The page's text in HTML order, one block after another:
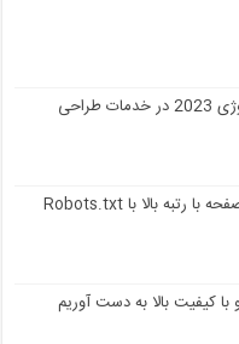
راهکارهای نوین با تکنولوژی 2023 در خدمات طراحی
کیفیت بالا به دست آوریم